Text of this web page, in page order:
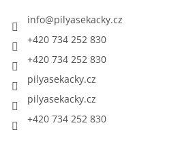
info@pilyasekacky.cz
+420 734 252 830
+420 734 252 830
pilyasekacky.cz
pilyasekacky.cz
+420 734 252 830